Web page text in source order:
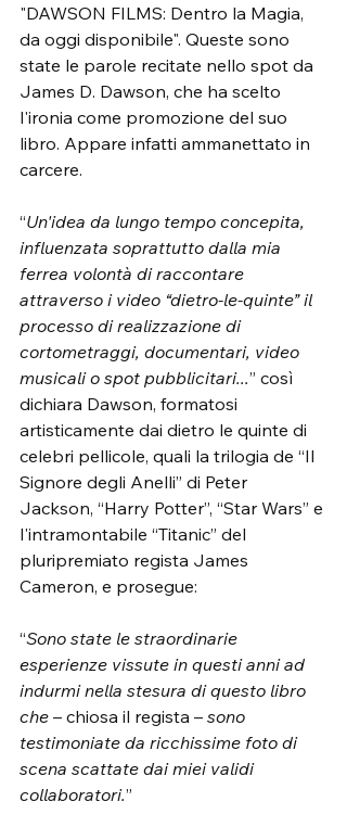
"DAWSON FILMS: Dentro la Magia,
da oggi disponibile". Queste sono
state le parole recitate nello spot da
James D. Dawson, che ha scelto
l'ironia come promozione del suo
libro. Appare infatti ammanettato in
carcere.
“Un'idea da lungo tempo concepita,
influenzata soprattutto dalla mia
ferrea volontà di raccontare
attraverso i video “dietro-le-quinte” il
processo di realizzazione di
cortometraggi, documentari, video
musicali o spot pubblicitari...” così
dichiara Dawson, formatosi
artisticamente dai dietro le quinte di
celebri pellicole, quali la trilogia de “Il
Signore degli Anelli” di Peter
Jackson, “Harry Potter”, “Star Wars” e
l'intramontabile “Titanic” del
pluripremiato regista James
Cameron, e prosegue:
“Sono state le straordinarie
esperienze vissute in questi anni ad
indurmi nella stesura di questo libro
che – chiosa il regista – sono
testimoniate da ricchissime foto di
scena scattate dai miei validi
collaboratori.”